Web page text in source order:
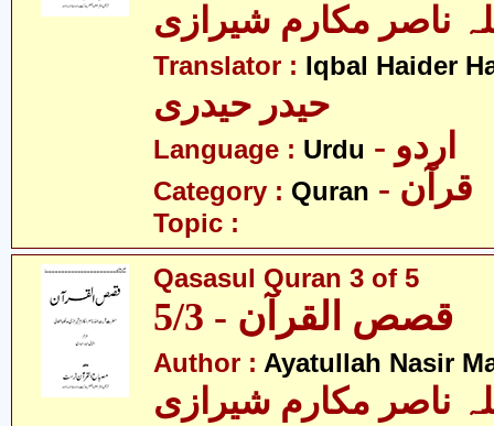
ناصر مکارم شیرازی
Translator : Iqbal Haider
حیدر حیدری
Language : Urdu - اردو
Category : Quran - قرآن
Topic :
Qasasul Quran 3 of 5
قصص القرآن - 5/3
Author : Ayatullah Nasir
ناصر مکارم شیرازی